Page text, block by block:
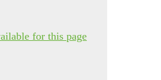
for this page